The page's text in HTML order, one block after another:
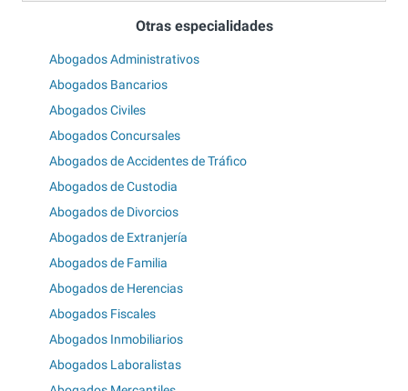
Otras especialidades
Abogados Administrativos
Abogados Bancarios
Abogados Civiles
Abogados Concursales
Abogados de Accidentes de Tráfico
Abogados de Custodia
Abogados de Divorcios
Abogados de Extranjería
Abogados de Familia
Abogados de Herencias
Abogados Fiscales
Abogados Inmobiliarios
Abogados Laboralistas